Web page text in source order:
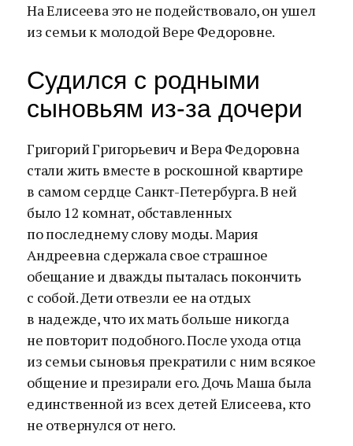
На Елисеева это не подействовало, он ушел
из семьи к молодой Вере Федоровне.
Судился с родными
сыновьям из-за дочери
Григорий Григорьевич и Вера Федоровна
стали жить вместе в роскошной квартире
в самом сердце Санкт-Петербурга. В ней
было 12 комнат, обставленных
по последнему слову моды. Мария
Андреевна сдержала свое страшное
обещание и дважды пыталась покончить
с собой. Дети отвезли ее на отдых
в надежде, что их мать больше никогда
не повторит подобного. После ухода отца
из семьи сыновья прекратили с ним всякое
общение и презирали его. Дочь Маша была
единственной из всех детей Елисеева, кто
не отвернулся от него.